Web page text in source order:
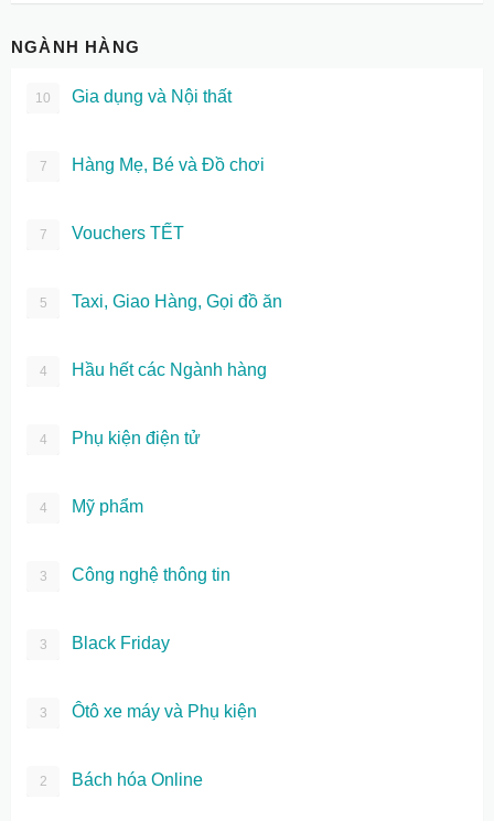
NGÀNH HÀNG
10 Gia dụng và Nội thất
7 Hàng Mẹ, Bé và Đồ chơi
7 Vouchers TẾT
5 Taxi, Giao Hàng, Gọi đồ ăn
4 Hầu hết các Ngành hàng
4 Phụ kiện điện tử
4 Mỹ phẩm
3 Công nghệ thông tin
3 Black Friday
3 Ôtô xe máy và Phụ kiện
2 Bách hóa Online